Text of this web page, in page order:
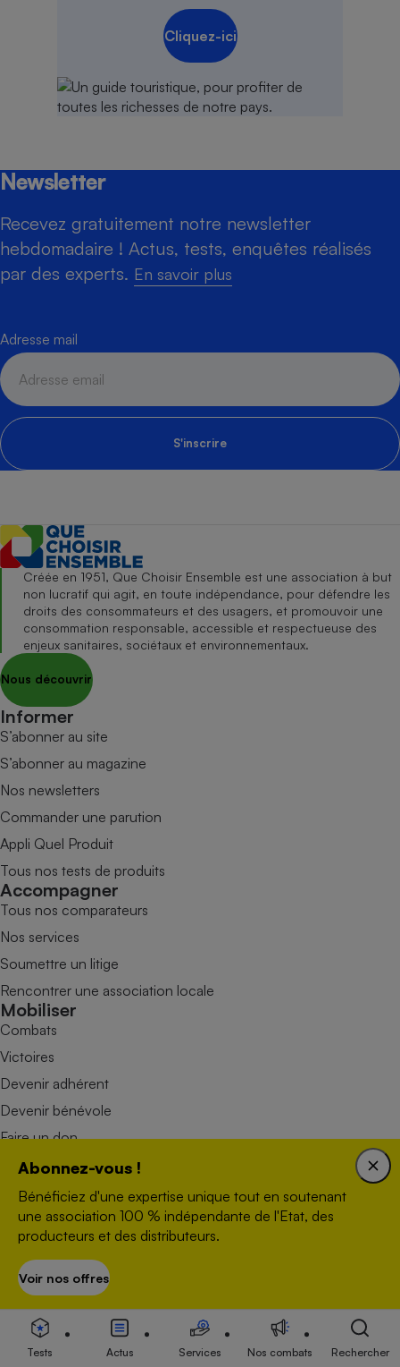
Cliquez-ici
Newsletter
Recevez gratuitement notre newsletter
hebdomadaire ! Actus, tests, enquêtes réalisés
par des experts. En savoir plus
Adresse mail
S'inscrire
Abonnez-vous !
Bénéficiez d'une expertise unique tout en soutenant
une association 100 % indépendante de l'Etat, des
producteurs et des distributeurs.
Voir nos offres
Créée en 1951, Que Choisir Ensemble est une association à but
non lucratif qui agit, en toute indépendance, pour défendre les
droits des consommateurs et des usagers, et promouvoir une
consommation responsable, accessible et respectueuse des
enjeux sanitaires, sociétaux et environnementaux.
Nous découvrir
Informer
S’abonner au site
S’abonner au magazine
Nos newsletters
Commander une parution
Appli Quel Produit
Tous nos tests de produits
Accompagner
Tous nos comparateurs
Nos services
Soumettre un litige
Rencontrer une association locale
Mobiliser
Combats
Victoires
Devenir adhérent
Devenir bénévole
Faire un don
Nous contacter
Données personnelles
Plan du site
Tests Actus Services Nos combats Rechercher